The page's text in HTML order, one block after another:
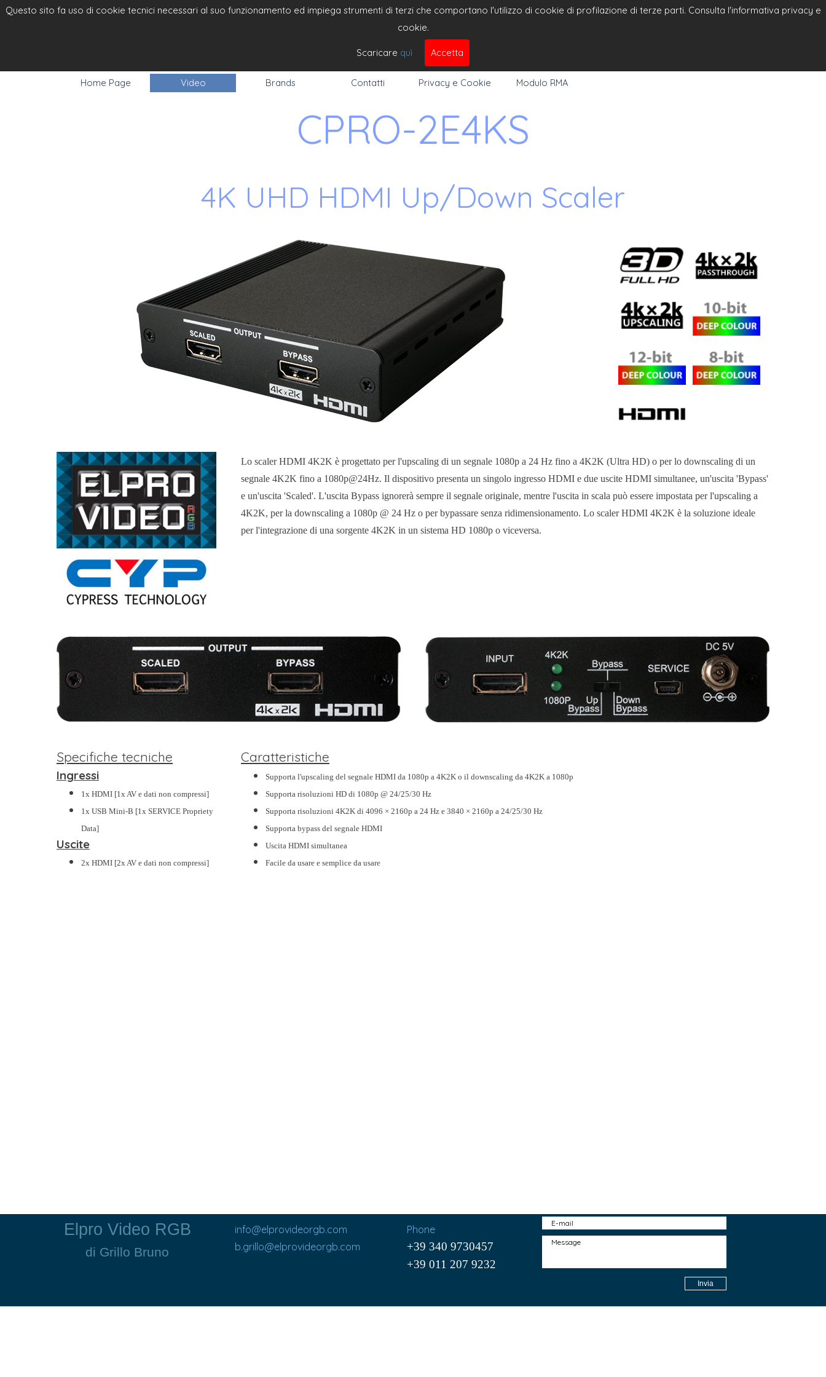
Questo sito fa uso di cookie tecnici necessari al suo funzionamento ed impiega strumenti di terzi che comportano l'utilizzo di cookie di profilazione di terze parti. Consulta l'informativa privacy e
cookie.
Scaricare quì Accetta
Home Page Video Brands Contatti Privacy e Cookie Modulo RMA
CPRO-2E4KS
4K UHD HDMI Up/Down Scaler
Lo scaler HDMI 4K2K è progettato per l'upscaling di un segnale 1080p a 24 Hz fino a 4K2K (Ultra HD) o per lo downscaling di un
segnale 4K2K fino a 1080p@24Hz. Il dispositivo presenta un singolo ingresso HDMI e due uscite HDMI simultanee, un'uscita 'Bypass'
e un'uscita 'Scaled'. L'uscita Bypass ignorerà sempre il segnale originale, mentre l'uscita in scala può essere impostata per l'upscaling a
4K2K, per la downscaling a 1080p @ 24 Hz o per bypassare senza ridimensionamento. Lo scaler HDMI 4K2K è la soluzione ideale
per l'integrazione di una sorgente 4K2K in un sistema HD 1080p o viceversa.
Caratteristiche
Supporta l'upscaling del segnale HDMI da 1080p a 4K2K o il downscaling da 4K2K a 1080p
Supporta risoluzioni HD di 1080p @ 24/25/30 Hz
Supporta risoluzioni 4K2K di 4096 × 2160p a 24 Hz e 3840 × 2160p a 24/25/30 Hz
Supporta bypass del segnale HDMI
Uscita HDMI simultanea
Facile da usare e semplice da usare
Specifiche tecniche
Ingressi
1x HDMI [1x AV e dati non compressi]
1x USB Mini-B [1x SERVICE Propriety
Data]
Uscite
2x HDMI [2x AV e dati non compressi]
info@elprovideorgb.com
b.grillo@elprovideorgb.com
Elpro Video RGB
di Grillo Bruno
Phone
+39 340 9730457
+39 011 207 9232